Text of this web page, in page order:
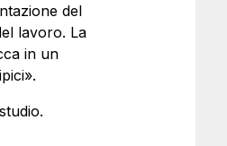
del
lavoro. La
in un